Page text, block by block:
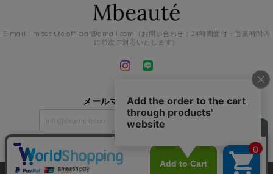
E-mail： mbeaute.official@gmail.com
（お問い合わせ：24時間受付・営業時間内
に順次ご対応いたします）
メールマガジンを受け取る